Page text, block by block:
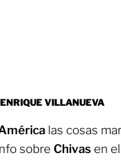
ENRIQUE VILLANUEVA
las cosas
sobre Chivas en